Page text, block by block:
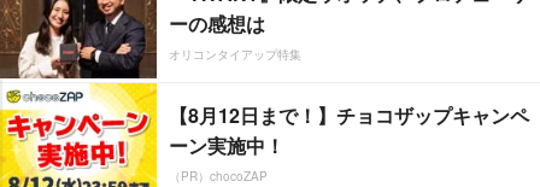
ーの感想は
オリコンタイアップ特集
【8月12日まで！】チョコザップキャンペ
ーン実施中！
（PR）chocoZAP